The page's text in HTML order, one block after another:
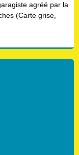
agréé par la
(Carte grise,